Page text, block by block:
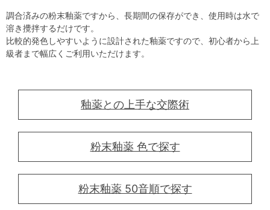
調合済みの粉末釉薬ですから、長期間の保存ができ、使用時は水で
溶き攪拌するだけです。
比較的発色しやすいように設計された釉薬ですので、初心者から上
級者まで幅広くご利用いただけます。
釉薬との上手な交際術
粉末釉薬 色で探す
粉末釉薬 50音順で探す